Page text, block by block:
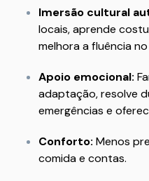
Imersão cultural
locais, aprende
melhora a fluência
Apoio emocional:
adaptação, resolve
emergências e
Conforto: Menos
comida e contas.